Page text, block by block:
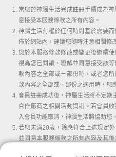
當您於神腦生活完成註冊手續成為
意接受本服務條款之所有內容。
神腦生活有權於任何時間基於需要
佈於網站內，建議您隨時注意相關修
您於本服務條款修改或變更後繼續
視為您已閱讀、瞭解並同意接受該
款內容之全部或ㄧ部份時，或者您
款內容之全部或ㄧ部份之適用時，您
會員註冊成功後，神腦生活將不定期
合作廠商之相關活動資訊。若會員
入會員功能取消，神腦生活將協助您
若您未滿20歲，除應符合上述規定
並同意本服務條款之所有內容及其
腦生活。當您使用或繼續使用神腦